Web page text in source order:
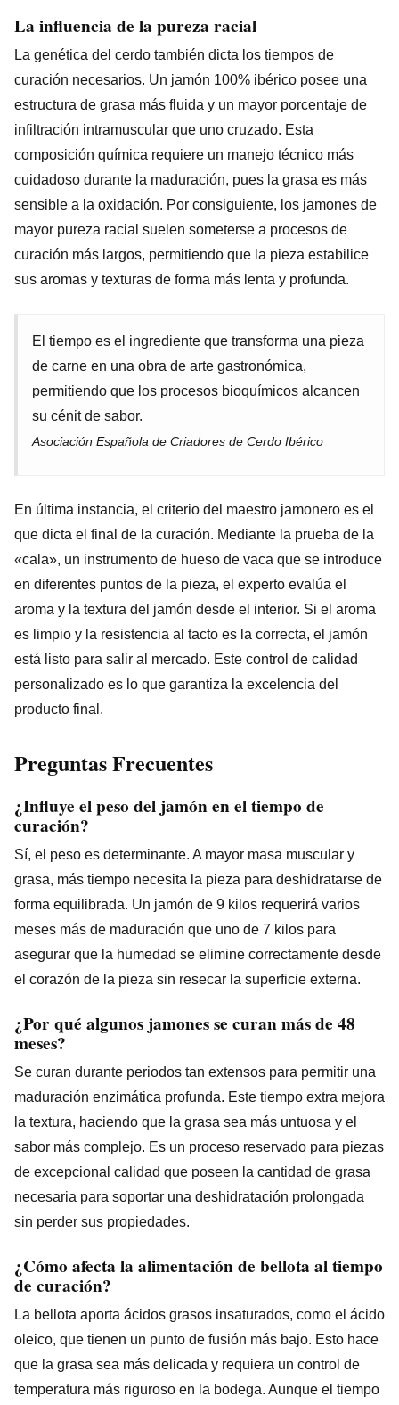
La influencia de la pureza racial
La genética del cerdo también dicta los tiempos de
curación necesarios. Un jamón 100% ibérico posee una
estructura de grasa más fluida y un mayor porcentaje de
infiltración intramuscular que uno cruzado. Esta
composición química requiere un manejo técnico más
cuidadoso durante la maduración, pues la grasa es más
sensible a la oxidación. Por consiguiente, los jamones de
mayor pureza racial suelen someterse a procesos de
curación más largos, permitiendo que la pieza estabilice
sus aromas y texturas de forma más lenta y profunda.
El tiempo es el ingrediente que transforma una pieza
de carne en una obra de arte gastronómica,
permitiendo que los procesos bioquímicos alcancen
su cénit de sabor.
Asociación Española de Criadores de Cerdo Ibérico
En última instancia, el criterio del maestro jamonero es el
que dicta el final de la curación. Mediante la prueba de la
«cala», un instrumento de hueso de vaca que se introduce
en diferentes puntos de la pieza, el experto evalúa el
aroma y la textura del jamón desde el interior. Si el aroma
es limpio y la resistencia al tacto es la correcta, el jamón
está listo para salir al mercado. Este control de calidad
personalizado es lo que garantiza la excelencia del
producto final.
Preguntas Frecuentes
¿Influye el peso del jamón en el tiempo de
curación?
Sí, el peso es determinante. A mayor masa muscular y
grasa, más tiempo necesita la pieza para deshidratarse de
forma equilibrada. Un jamón de 9 kilos requerirá varios
meses más de maduración que uno de 7 kilos para
asegurar que la humedad se elimine correctamente desde
el corazón de la pieza sin resecar la superficie externa.
¿Por qué algunos jamones se curan más de 48
meses?
Se curan durante periodos tan extensos para permitir una
maduración enzimática profunda. Este tiempo extra mejora
la textura, haciendo que la grasa sea más untuosa y el
sabor más complejo. Es un proceso reservado para piezas
de excepcional calidad que poseen la cantidad de grasa
necesaria para soportar una deshidratación prolongada
sin perder sus propiedades.
¿Cómo afecta la alimentación de bellota al tiempo
de curación?
La bellota aporta ácidos grasos insaturados, como el ácido
oleico, que tienen un punto de fusión más bajo. Esto hace
que la grasa sea más delicada y requiera un control de
temperatura más riguroso en la bodega. Aunque el tiempo